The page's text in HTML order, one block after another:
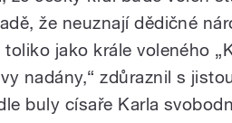
že neuznají dědičné
jako krále voleného
nadány,“ zdůraznil s
buly císaře Karla